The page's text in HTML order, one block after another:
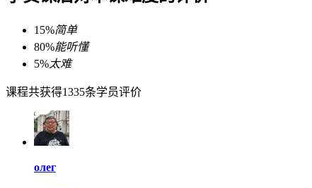
15%简单
80%能听懂
5%太难
课程共获得1335条学员评价
олег